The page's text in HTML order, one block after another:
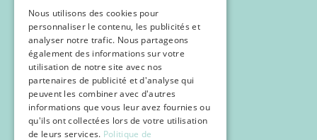
Programme
Inscription
POCUS
Nous utilisons des cookies pour
personnaliser le contenu, les publicités et
analyser notre trafic. Nous partageons
également des informations sur votre
utilisation de notre site avec nos
partenaires de publicité et d'analyse qui
peuvent les combiner avec d'autres
informations que vous leur avez fournies ou
qu'ils ont collectées lors de votre utilisation
de leurs services. Politique de